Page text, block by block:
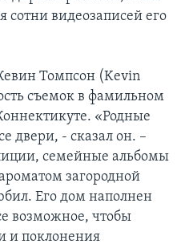
сотни видеозаписей его
Томпсон (Kevin
съемок в фамильном
«Родные
двери, - сказал он. –
семейные альбомы
загородной
Его дом наполнен
возможное, чтобы
и поклонения